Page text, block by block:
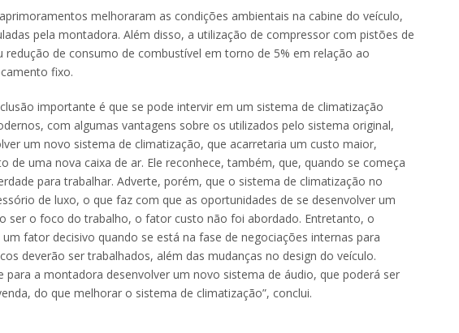
melhoraram as condições ambientais na cabine do veículo,
pela montadora. Além disso, a utilização de compressor com pistões de
redução de consumo de combustível em torno de 5% em relação ao
fixo.
importante é que se pode intervir em um sistema de climatização
com algumas vantagens sobre os utilizados pelo sistema original,
um novo sistema de climatização, que acarretaria um custo maior,
de uma nova caixa de ar. Ele reconhece, também, que, quando se começa
para trabalhar. Adverte, porém, que o sistema de climatização no
de luxo, o que faz com que as oportunidades de se desenvolver um
ser o foco do trabalho, o fator custo não foi abordado. Entretanto, o
fator decisivo quando se está na fase de negociações internas para
deverão ser trabalhados, além das mudanças no design do veículo.
para a montadora desenvolver um novo sistema de áudio, que poderá ser
do que melhorar o sistema de climatização”, conclui.